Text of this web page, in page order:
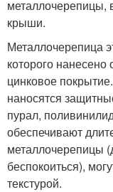
металлочерепицы,
крыши.
Металлочерепица
которого
цинковое
наносятся
пурал,
обеспечивают
металлочерепицы
беспокоиться),
текстурой.